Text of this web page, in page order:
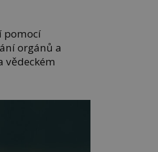
pomocí
orgánů a
vědeckém